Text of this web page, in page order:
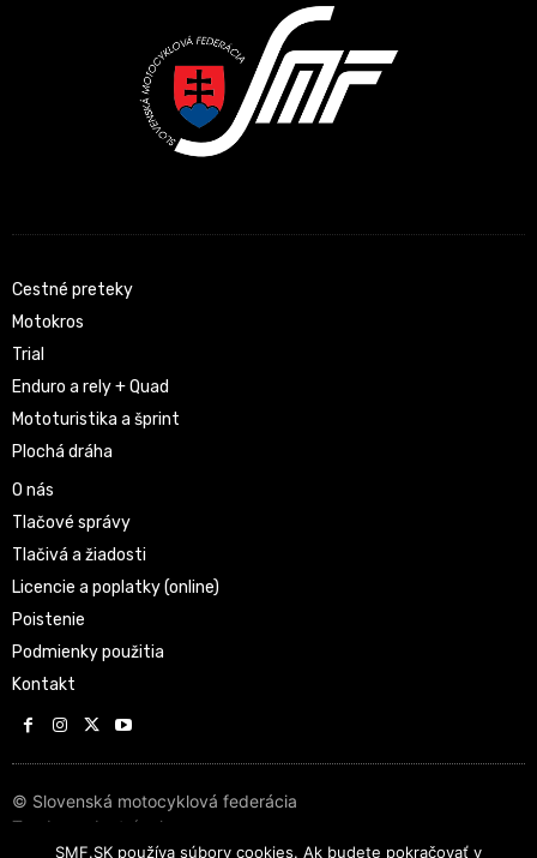
Cestné preteky
Motokros
Trial
Enduro a rely + Quad
Mototuristika a šprint
Plochá dráha
O nás
Tlačové správy
Tlačivá a žiadosti
Licencie a poplatky (online)
Poistenie
Podmienky použitia
Kontakt
© Slovenská motocyklová federácia
Tvorba web stránok
SMF.SK používa súbory cookies. Ak budete pokračovať v